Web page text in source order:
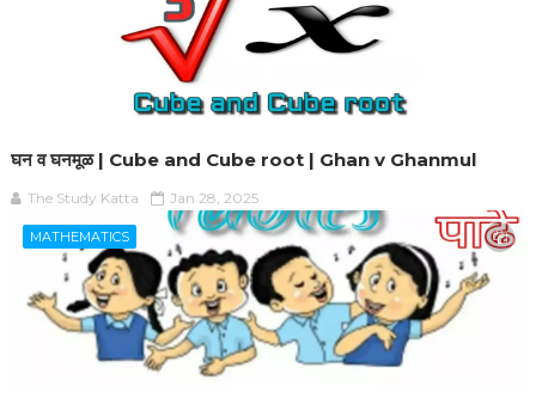
घन व घनमूळ | Cube and Cube root | Ghan v Ghanmul
The Study Katta Jan 28, 2025
MATHEMATICS